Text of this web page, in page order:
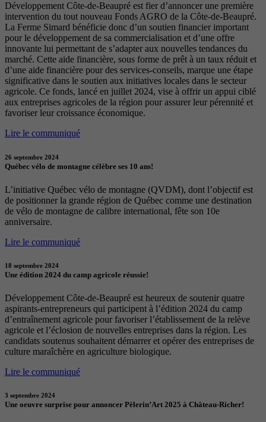
Développement Côte-de-Beaupré est fier d’annoncer une première
intervention du tout nouveau Fonds AGRO de la Côte-de-Beaupré.
La Ferme Simard bénéficie donc d’un soutien financier important
pour le développement de sa commercialisation et d’une offre
innovante lui permettant de s’adapter aux nouvelles tendances du
marché. Cette aide financière, sous forme de prêt à un taux réduit et
d’une aide financière pour des services-conseils, marque une étape
significative dans le soutien aux initiatives locales dans le secteur
agricole. Ce fonds, lancé en juillet 2024, vise à offrir un appui ciblé
aux entreprises agricoles de la région pour assurer leur pérennité et
favoriser leur croissance économique.
Lire le communiqué
26 septembre 2024
Québec vélo de montagne célèbre ses 10 ans!
L’initiative Québec vélo de montagne (QVDM), dont l’objectif est
de positionner la grande région de Québec comme une destination
de vélo de montagne de calibre international, fête son 10e
anniversaire.
Lire le communiqué
18 septembre 2024
Une édition 2024 du camp agricole réussie!
Développement Côte-de-Beaupré est heureux de soutenir quatre
aspirants-entrepreneurs qui participent à l’édition 2024 du camp
d’entraînement agricole pour favoriser l’établissement de la relève
agricole et l’éclosion de nouvelles entreprises dans la région. Les
candidats soutenus souhaitent démarrer et opérer des entreprises de
culture maraîchère en agriculture biologique.
Lire le communiqué
3 septembre 2024
Une oeuvre surprise pour annoncer Pèlerin’Art 2025 à Château-Richer!